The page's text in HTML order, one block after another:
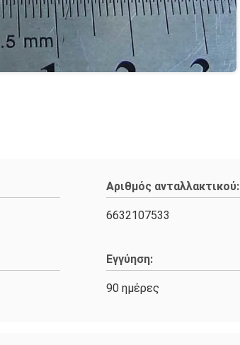
Αριθμός ανταλλακτικού:
6632107533
Εγγύηση:
90 ημέρες